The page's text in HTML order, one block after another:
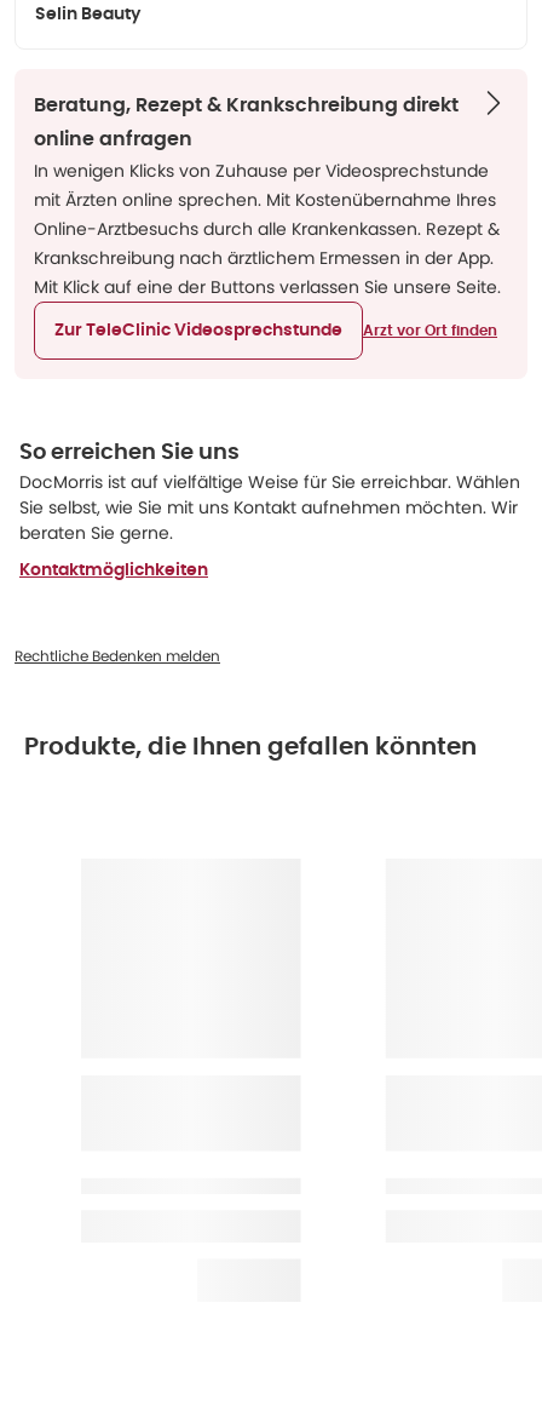
Selin Beauty
Beratung, Rezept & Krankschreibung direkt
online anfragen
In wenigen Klicks von Zuhause per Videosprechstunde
mit Ärzten online sprechen. Mit Kostenübernahme Ihres
Online-Arztbesuchs durch alle Krankenkassen. Rezept &
Krankschreibung nach ärztlichem Ermessen in der App.
Mit Klick auf eine der Buttons verlassen Sie unsere Seite.
Zur TeleClinic Videosprechstunde Arzt vor Ort finden
So erreichen Sie uns
DocMorris ist auf vielfältige Weise für Sie erreichbar. Wählen
Sie selbst, wie Sie mit uns Kontakt aufnehmen möchten. Wir
beraten Sie gerne.
Kontaktmöglichkeiten
Rechtliche Bedenken melden
Produkte, die Ihnen gefallen könnten